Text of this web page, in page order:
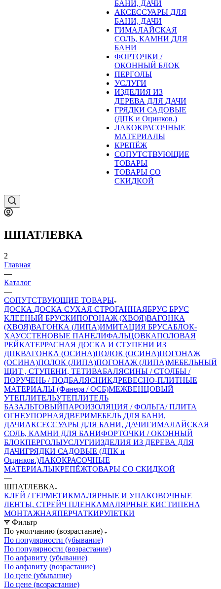
БАНИ, ДАЧИ
АКСЕССУАРЫ ДЛЯ
БАНИ, ДАЧИ
ГИМАЛАЙСКАЯ
СОЛЬ, КАМНИ ДЛЯ
БАНИ
ФОРТОЧКИ /
ОКОННЫЙ БЛОК
ПЕРГОЛЫ
УСЛУГИ
ИЗДЕЛИЯ ИЗ
ДЕРЕВА ДЛЯ ДАЧИ
ГРЯДКИ САДОВЫЕ
(ДПК и Оцинков.)
ЛАКОКРАСОЧНЫЕ
МАТЕРИАЛЫ
КРЕПЁЖ
СОПУТСТВУЮЩИЕ
ТОВАРЫ
ТОВАРЫ СО
СКИДКОЙ
ШПАТЛЕВКА
2
Главная
—
Каталог
—
СОПУТСТВУЮЩИЕ ТОВАРЫ
ДОСКА ДОСКА СУХАЯ СТРОГАННАЯБРУС БРУС
КЛЕЕНЫЙ БРУСКИПОГОНАЖ (ХВОЯ)ВАГОНКА
(ХВОЯ)ВАГОНКА (ЛИПА)ИМИТАЦИЯ БРУСАБЛОК-
ХАУССТЕНОВЫЕ ПАНЕЛИФАЛЬЦОВКАПОЛОВАЯ
РЕЙКАТЕРРАСНАЯ ДОСКА И СТУПЕНИ ИЗ
ДПКВАГОНКА (ОСИНА)ПОЛОК (ОСИНА)ПОГОНАЖ
(ОСИНА)ПОЛОК (ЛИПА)ПОГОНАЖ (ЛИПА)МЕБЕЛЬНЫЙ
ЩИТ , СТУПЕНИ, ТЕТИВАБАЛЯСИНЫ / СТОЛБЫ /
ПОРУЧЕНЬ / ПОДБАЛЯСНИКДРЕВЕСНО-ПЛИТНЫЕ
МАТЕРИАЛЫ (Фанера / ОСБ)МЕЖВЕНЦОВЫЙ
УТЕПЛИТЕЛЬУТЕПЛИТЕЛЬ
БАЗАЛЬТОВЫЙПАРОИЗОЛЯЦИЯ / ФОЛЬГА/ ПЛИТА
ОГНЕУПОРНАЯДВЕРИМЕБЕЛЬ ДЛЯ БАНИ,
ДАЧИАКСЕССУАРЫ ДЛЯ БАНИ, ДАЧИГИМАЛАЙСКАЯ
СОЛЬ, КАМНИ ДЛЯ БАНИФОРТОЧКИ / ОКОННЫЙ
БЛОКПЕРГОЛЫУСЛУГИИЗДЕЛИЯ ИЗ ДЕРЕВА ДЛЯ
ДАЧИГРЯДКИ САДОВЫЕ (ДПК и
Оцинков.)ЛАКОКРАСОЧНЫЕ
МАТЕРИАЛЫКРЕПЁЖТОВАРЫ СО СКИДКОЙ
—
ШПАТЛЕВКА
КЛЕЙ / ГЕРМЕТИКМАЛЯРНЫЕ И УПАКОВОЧНЫЕ
ЛЕНТЫ, СТРЕЙЧ ПЛЕНКАМАЛЯРНЫЕ КИСТИПЕНА
МОНТАЖНАЯПЕРЧАТКИРУЛЕТКИ
Фильтр
По умолчанию (возрастание)
По популярности (убывание)
По популярности (возрастание)
По алфавиту (убывание)
По алфавиту (возрастание)
По цене (убывание)
По цене (возрастание)